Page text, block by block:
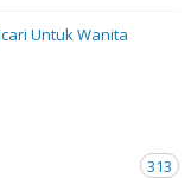
Untuk Wanita
313